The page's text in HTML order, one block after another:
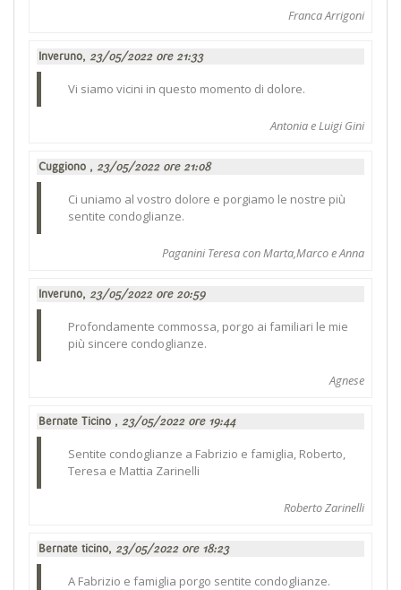
Franca Arrigoni
Inveruno, 23/05/2022 ore 21:33
Vi siamo vicini in questo momento di dolore.
Antonia e Luigi Gini
Cuggiono , 23/05/2022 ore 21:08
Ci uniamo al vostro dolore e porgiamo le nostre più
sentite condoglianze.
Paganini Teresa con Marta,Marco e Anna
Inveruno, 23/05/2022 ore 20:59
Profondamente commossa, porgo ai familiari le mie
più sincere condoglianze.
Agnese
Bernate Ticino , 23/05/2022 ore 19:44
Sentite condoglianze a Fabrizio e famiglia, Roberto,
Teresa e Mattia Zarinelli
Roberto Zarinelli
Bernate ticino, 23/05/2022 ore 18:23
A Fabrizio e famiglia porgo sentite condoglianze.